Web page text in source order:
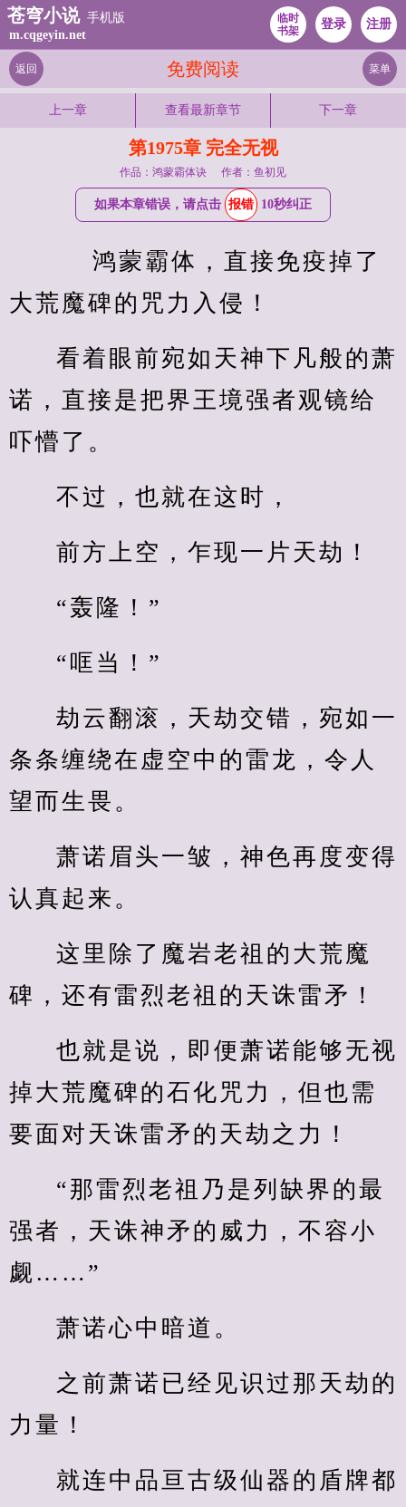
苍穹小说 手机版
m.cqgeyin.net
临时
书架
登录 注册
免费阅读
返回 菜单
上一章 查看最新章节 下一章
第1975章 完全无视
作品：鸿蒙霸体诀 作者：鱼初见
如果本章错误，请点击 报错 10秒纠正
大荒魔碑的咒力入侵！
看着眼前宛如天神下凡般的萧
诺，直接是把界王境强者观镜给
吓懵了。
不过，也就在这时，
前方上空，乍现一片天劫！
“轰隆！”
“哐当！”
劫云翻滚，天劫交错，宛如一
条条缠绕在虚空中的雷龙，令人
望而生畏。
萧诺眉头一皱，神色再度变得
认真起来。
这里除了魔岩老祖的大荒魔
碑，还有雷烈老祖的天诛雷矛！
也就是说，即便萧诺能够无视
掉大荒魔碑的石化咒力，但也需
要面对天诛雷矛的天劫之力！
“那雷烈老祖乃是列缺界的最
强者，天诛神矛的威力，不容小
觑……”
萧诺心中暗道。
之前萧诺已经见识过那天劫的
力量！
就连中品亘古级仙器的盾牌都